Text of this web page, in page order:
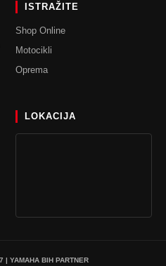
ISTRAŽITE
Shop Online
Motocikli
Oprema
LOKACIJA
| YAMAHA BIH PARTNER